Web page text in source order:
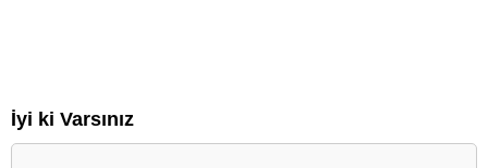
İyi ki Varsınız